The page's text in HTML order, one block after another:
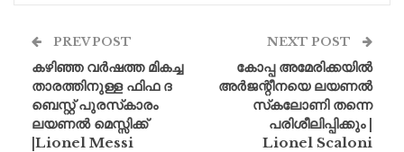
PREV POST
കഴിഞ്ഞ വര്‍ഷത്ത മികച്ച
താരത്തിനുള്ള ഫിഫ ദ
ബെസ്റ്റ് പുരസ്‌കാരം
ലയണൽ മെസ്സിക്ക്
|Lionel Messi
NEXT POST
കോപ്പ അമേരിക്കയിൽ
അർജന്റീനയെ ലയണൽ
സ്‌കലോണി തന്നെ
പരിശീലിപ്പിക്കും |
Lionel Scaloni